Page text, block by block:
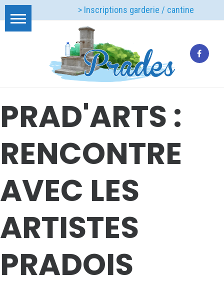
> Inscriptions garderie / cantine
PRAD'ARTS :
RENCONTRE
AVEC LES
ARTISTES
PRADOIS